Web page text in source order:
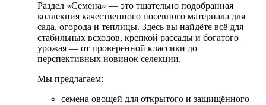
Раздел «Семена» — это тщательно подобранная
коллекция качественного посевного материала для
сада, огорода и теплицы. Здесь вы найдёте всё для
стабильных всходов, крепкой рассады и богатого
урожая — от проверенной классики до
перспективных новинок селекции.
Мы предлагаем:
семена овощей для открытого и защищённого